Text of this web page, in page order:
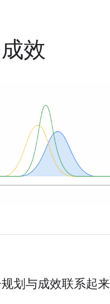
效
划与成效联系起来